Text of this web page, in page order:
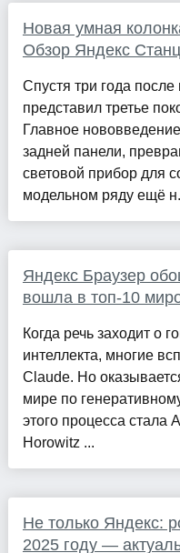
Новая умная
Обзор Яндекс
Спустя три года
представил третье
Главное
задней панели,
световой прибор для
модельном ряду ещё
Яндекс Браузер
вошла в топ-10
Когда речь заходит о
интеллекта, многие
Claude. Но
мире по
этого процесса стала
Horowitz ...
Не только Яндекс:
2025 году —